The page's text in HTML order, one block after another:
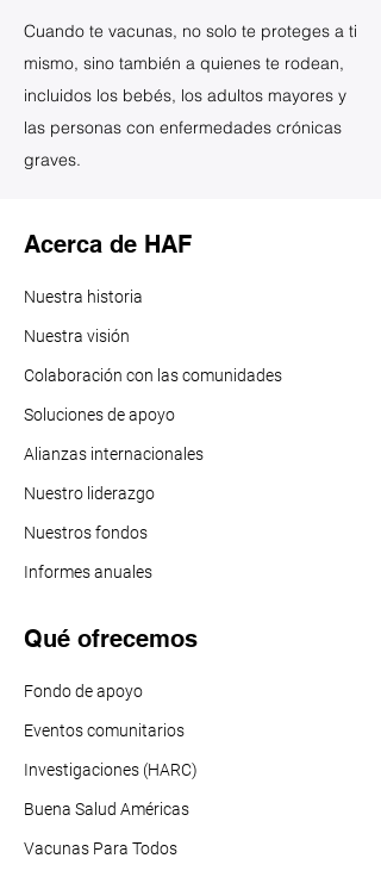
Cuando te vacunas, no solo te proteges a ti
mismo, sino también a quienes te rodean,
incluidos los bebés, los adultos mayores y
las personas con enfermedades crónicas
graves.
Acerca de HAF
Nuestra historia
Nuestra visión
Colaboración con las comunidades
Soluciones de apoyo
Alianzas internacionales
Nuestro liderazgo
Nuestros fondos
Informes anuales
Qué ofrecemos
Fondo de apoyo
Eventos comunitarios
Investigaciones (HARC)
Buena Salud Américas
Vacunas Para Todos